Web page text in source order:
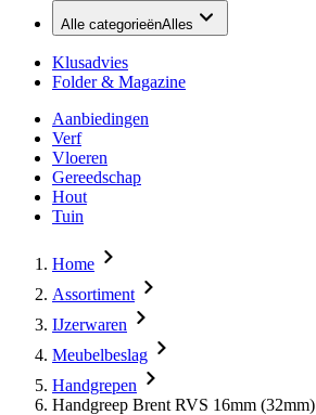
Alle categorieënAlles
Klusadvies
Folder & Magazine
Aanbiedingen
Verf
Vloeren
Gereedschap
Hout
Tuin
Home
Assortiment
IJzerwaren
Meubelbeslag
Handgrepen
Handgreep Brent RVS 16mm (32mm)